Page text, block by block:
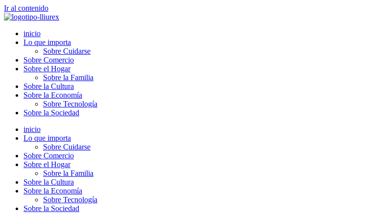
Ir al contenido
inicio
Lo que importa
Sobre Cuidarse
Sobre Comercio
Sobre el Hogar
Sobre la Familia
Sobre la Cultura
Sobre la Economía
Sobre Tecnología
Sobre la Sociedad
inicio
Lo que importa
Sobre Cuidarse
Sobre Comercio
Sobre el Hogar
Sobre la Familia
Sobre la Cultura
Sobre la Economía
Sobre Tecnología
Sobre la Sociedad